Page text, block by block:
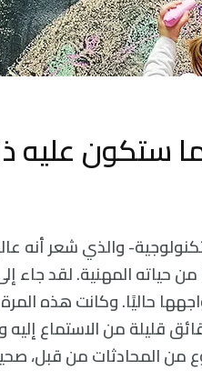
ستكون عليه
والذي شعر أنه
المهنية. لقد جاء إلى
حاليًا. وكانت هذه
قليلة من الاستماع
من المحادثات من قبل،